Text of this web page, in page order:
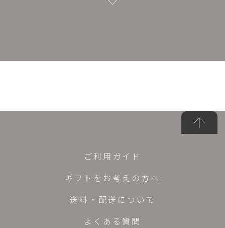
ご利用ガイド
ギフトをお考えの方へ
送料・配送について
よくある質問